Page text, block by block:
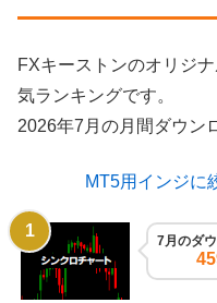
FXキーストンのオリジ
気ランキングです。
2026年7月の月間ダウン
MT5用インジに
7月のダ